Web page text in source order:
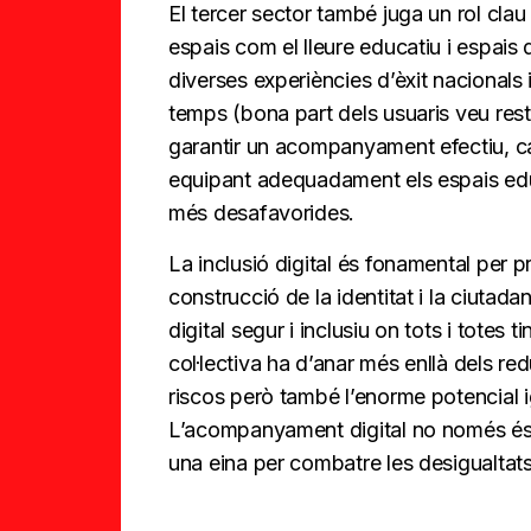
El tercer sector també juga un rol
espais com el lleure educatiu i espais
diverses experiències d’èxit
temps (bona part dels usuaris veu
garantir un acompanyament efectiu,
equipant adequadament els espais
més desafavorides.
La inclusió digital és fonamental per
construcció de la identitat i la
digital segur i inclusiu on tots i totes
col·lectiva ha d’anar més enllà dels
riscos però també l’enorme
L’acompanyament digital no només
una eina per combatre les